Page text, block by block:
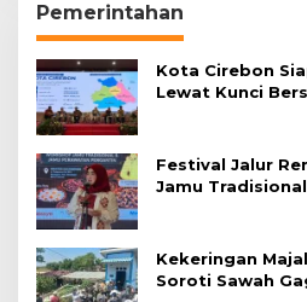
Pemerintahan
Kota Cirebon
Lewat Kunci
Festival Jalur
Jamu Tradisional
Kekeringan
Soroti Sawah